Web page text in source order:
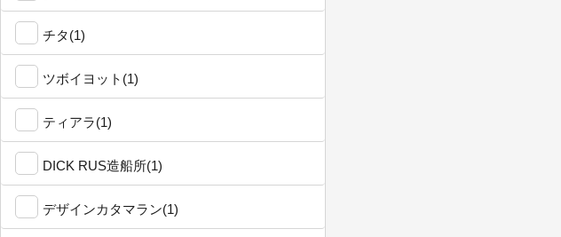
チタ(1)
ツボイヨット(1)
ティアラ(1)
DICK RUS造船所(1)
デザインカタマラン(1)